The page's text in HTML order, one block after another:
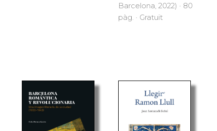
Barcelona, 2022) · 80
pàg. · Gratuït